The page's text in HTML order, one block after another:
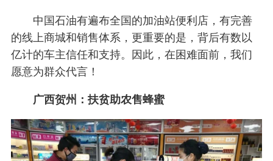
中国石油有遍布全国的加油站便利店，有完善
的线上商城和销售体系，更重要的是，背后有数以
亿计的车主信任和支持。因此，在困难面前，我们
愿意为群众代言！
广西贺州：扶贫助农售蜂蜜